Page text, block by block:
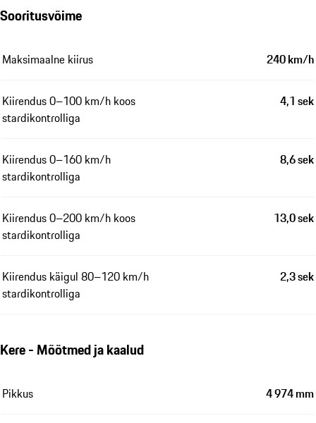
Sooritusvõime
Maksimaalne kiirus 240 km/h
Kiirendus 0–100 km/h koos
stardikontrolliga
4,1 sek
Kiirendus 0–160 km/h
stardikontrolliga
8,6 sek
Kiirendus 0–200 km/h koos
stardikontrolliga
13,0 sek
Kiirendus käigul 80–120 km/h
stardikontrolliga
2,3 sek
Kere - Mõõtmed ja kaalud
Pikkus 4 974 mm